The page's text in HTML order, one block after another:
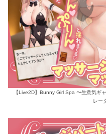
【Live2D】Bunny Girl Spa 〜生意気ギ
レー